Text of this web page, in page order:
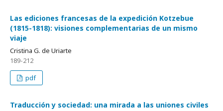
Las ediciones francesas de la expedición Kotzebue
(1815-1818): visiones complementarias de un mismo
viaje
Cristina G. de Uriarte
189-212
pdf
Traducción y sociedad: una mirada a las uniones civiles